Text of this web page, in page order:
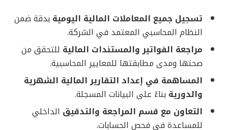
تسجيل جميع المعاملات المالية اليومية بدقة ضمن
النظام المحاسبي المعتمد في الشركة.
مراجعة الفواتير والمستندات المالية للتحقق من
صحتها ومدى مطابقتها للمعايير المحاسبية.
المساهمة في إعداد التقارير المالية الشهرية
والدورية بناءً على البيانات المسجلة.
التعاون مع قسم المراجعة والتدقيق الداخلي
للمساعدة في فحص الحسابات.